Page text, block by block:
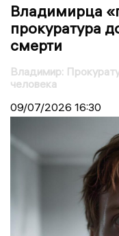
Владимирца
прокуратура
смерти
Владимир:
человека
09/07/2026 16:30